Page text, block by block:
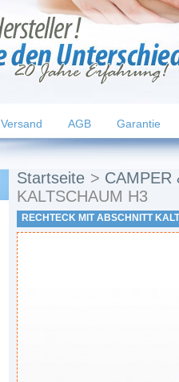
Versand AGB Garantie
Startseite > CAMPER
KALTSCHAUM H3
RECHTECK MIT ABSCHNITT